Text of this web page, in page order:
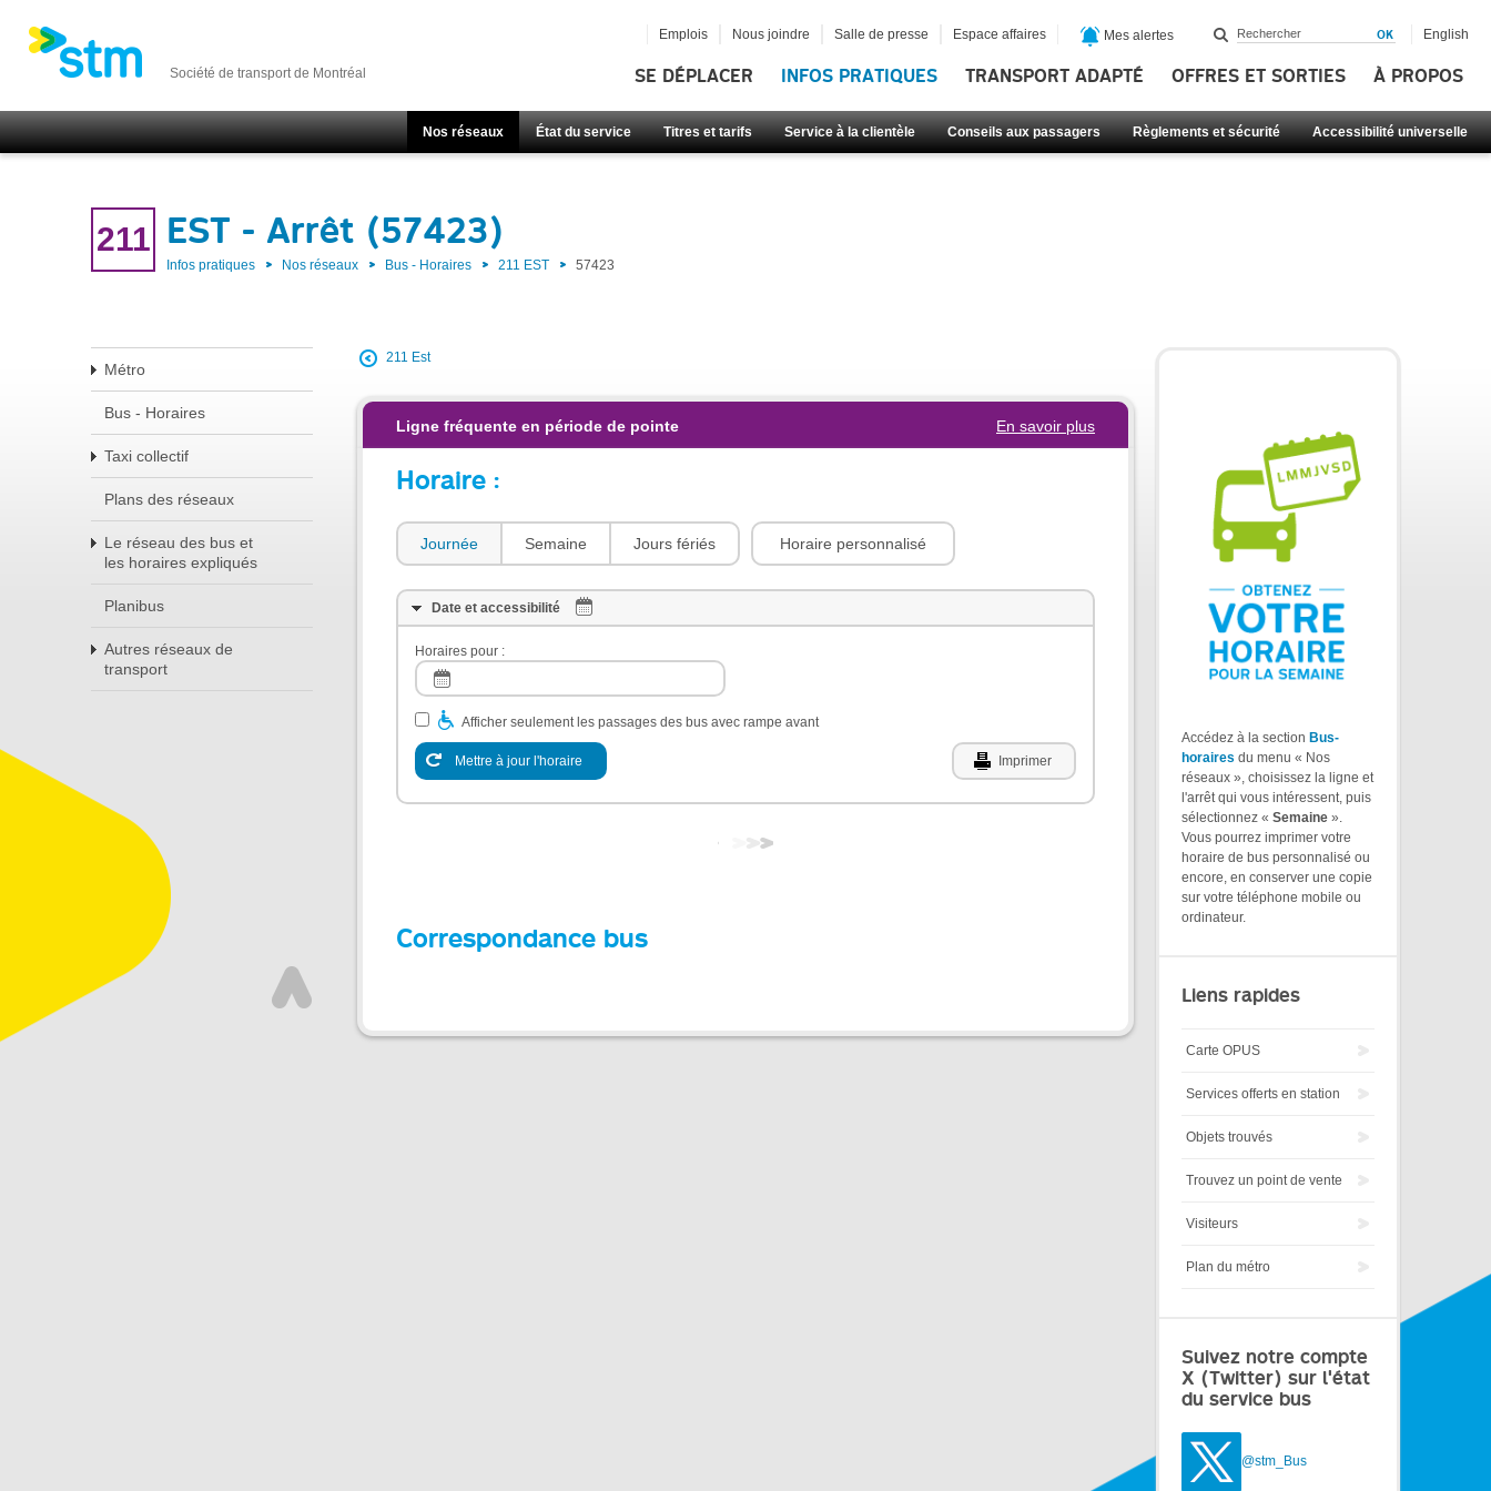
Société de transport de Montréal SE DÉPLACER INFOS PRATIQUES TRANSPORT ADAPTÉ OFFRES ET SORTIES À PROPOS
Nos réseaux État du service Titres et tarifs Service à la clientèle Conseils aux passagers Règlements et sécurité Accessibilité universelle
Emplois Nous joindre Salle de presse Espace affaires Mes alertes English
211 EST - Arrêt (57423)
Infos pratiques Nos réseaux Bus - Horaires 211 EST 57423
Métro
Bus - Horaires
Taxi collectif
Plans des réseaux
Le réseau des bus et
les horaires expliqués
Planibus
Autres réseaux de
transport
211 Est
Ligne fréquente en période de pointe En savoir plus
Horaire :
Journée Semaine Jours fériés Horaire personnalisé
Date et accessibilité
Horaires pour :
Afficher seulement les passages des bus avec rampe avant
Mettre à jour l'horaire Imprimer
Correspondance bus
Accédez à la section Bus-
horaires du menu « Nos
réseaux », choisissez la ligne et
l'arrêt qui vous intéressent, puis
sélectionnez « Semaine ».
Vous pourrez imprimer votre
horaire de bus personnalisé ou
encore, en conserver une copie
sur votre téléphone mobile ou
ordinateur.
Liens rapides
Carte OPUS
Services offerts en station
Objets trouvés
Trouvez un point de vente
Visiteurs
Plan du métro
Suivez notre compte
X (Twitter) sur l'état
du service bus
@stm_Bus